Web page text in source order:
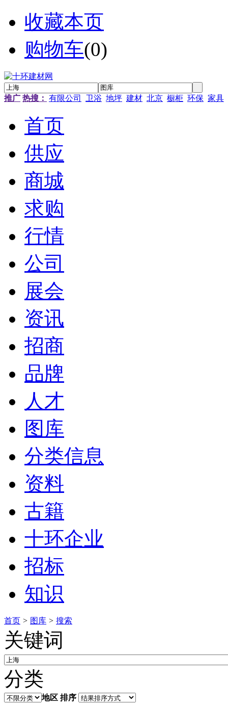
收藏本页
购物车(0)
推广 热搜： 有限公司 卫浴 地坪 建材 北京 橱柜 环保 家具
首页
供应
商城
求购
行情
公司
展会
资讯
招商
品牌
人才
图库
分类信息
资料
古籍
十环企业
招标
知识
首页 > 图库 > 搜索
关键词
分类
地区 排序